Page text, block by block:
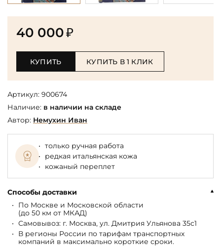
40 000₽
КУПИТЬ КУПИТЬ В 1 КЛИК
Артикул: 900674
Наличие: в наличии на складе
Автор: Немухин Иван
только ручная работа
редкая итальянская кожа
кожаный переплет
Способы доставки
По Москве и Московской области
(до 50 км от МКАД)
Самовывоз: г. Москва, ул. Дмитрия Ульянова 35с1
В регионы России по тарифам транспортных
компаний в максимально короткие сроки.